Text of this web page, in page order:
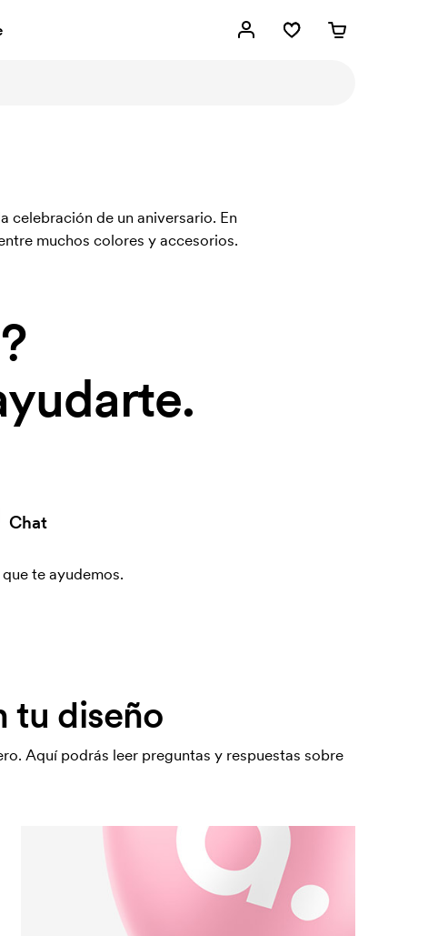
celebración de un aniversario. En
muchos colores y accesorios.
Chat
te ayudemos.
tu diseño
Aquí podrás leer preguntas y respuestas sobre